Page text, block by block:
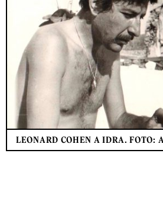
LEONARD COHEN A IDRA. FOTO: